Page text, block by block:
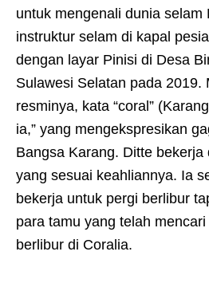
untuk mengenali dunia selam
instruktur selam di kapal
dengan layar Pinisi di Desa
Sulawesi Selatan pada 2019.
resminya, kata “coral”
ia,” yang mengekspresikan
Bangsa Karang. Ditte
yang sesuai keahliannya. Ia
bekerja untuk pergi berlibur
para tamu yang telah
berlibur di Coralia.